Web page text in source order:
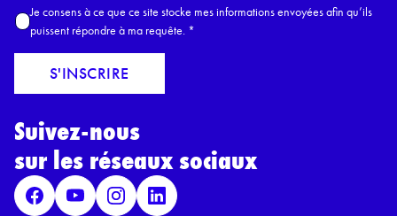
E
m
a
l
A
c
c
R
P
D
*
Je consens à ce que ce site stocke mes informations envoyées afin qu’ils
puissent répondre à ma requête. *
S'INSCRIRE
Suivez-nous
sur les réseaux sociaux